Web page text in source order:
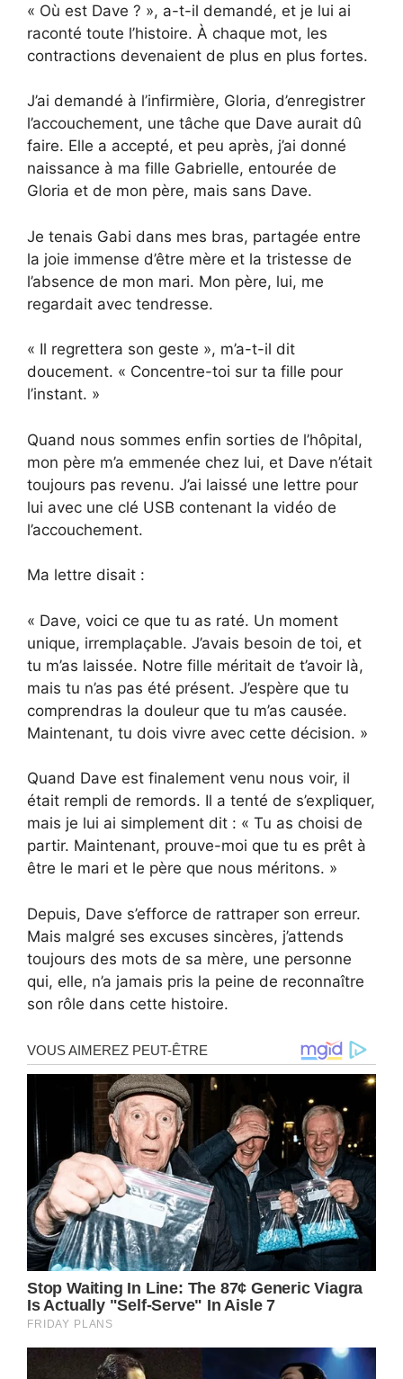
« Où est Dave ? », a-t-il demandé, et je lui ai
raconté toute l’histoire. À chaque mot, les
contractions devenaient de plus en plus fortes.
J’ai demandé à l’infirmière, Gloria, d’enregistrer
l’accouchement, une tâche que Dave aurait dû
faire. Elle a accepté, et peu après, j’ai donné
naissance à ma fille Gabrielle, entourée de
Gloria et de mon père, mais sans Dave.
Je tenais Gabi dans mes bras, partagée entre
la joie immense d’être mère et la tristesse de
l’absence de mon mari. Mon père, lui, me
regardait avec tendresse.
« Il regrettera son geste », m’a-t-il dit
doucement. « Concentre-toi sur ta fille pour
l’instant. »
Quand nous sommes enfin sorties de l’hôpital,
mon père m’a emmenée chez lui, et Dave n’était
toujours pas revenu. J’ai laissé une lettre pour
lui avec une clé USB contenant la vidéo de
l’accouchement.
Ma lettre disait :
« Dave, voici ce que tu as raté. Un moment
unique, irremplaçable. J’avais besoin de toi, et
tu m’as laissée. Notre fille méritait de t’avoir là,
mais tu n’as pas été présent. J’espère que tu
comprendras la douleur que tu m’as causée.
Maintenant, tu dois vivre avec cette décision. »
Quand Dave est finalement venu nous voir, il
était rempli de remords. Il a tenté de s’expliquer,
mais je lui ai simplement dit : « Tu as choisi de
partir. Maintenant, prouve-moi que tu es prêt à
être le mari et le père que nous méritons. »
Depuis, Dave s’efforce de rattraper son erreur.
Mais malgré ses excuses sincères, j’attends
toujours des mots de sa mère, une personne
qui, elle, n’a jamais pris la peine de reconnaître
son rôle dans cette histoire.